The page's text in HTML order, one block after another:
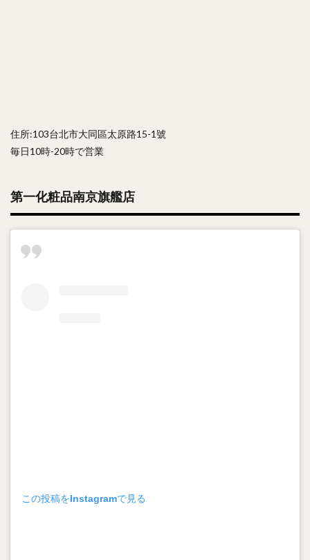
住所:103台北市大同區太原路15-1號
毎日10時-20時で営業
第一化粧品南京旗艦店
この投稿をInstagramで見る